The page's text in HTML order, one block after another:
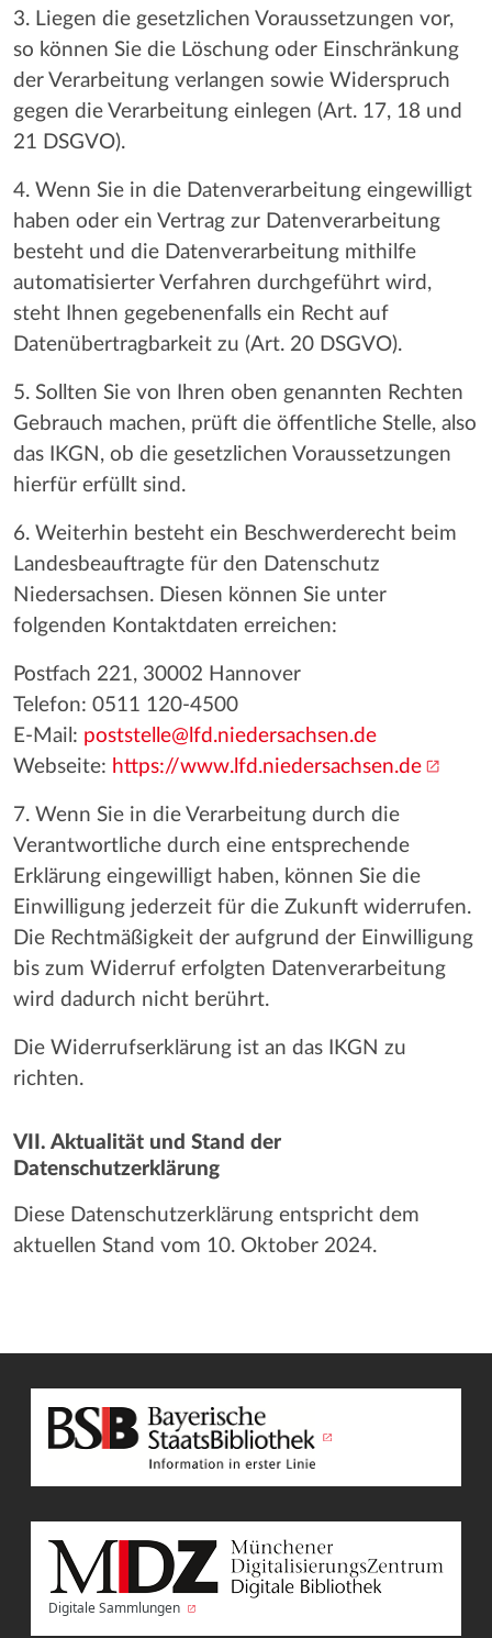
3. Liegen die gesetzlichen Voraussetzungen vor,
so können Sie die Löschung oder Einschränkung
der Verarbeitung verlangen sowie Widerspruch
gegen die Verarbeitung einlegen (Art. 17, 18 und
21 DSGVO).
4. Wenn Sie in die Datenverarbeitung eingewilligt
haben oder ein Vertrag zur Datenverarbeitung
besteht und die Datenverarbeitung mithilfe
automatisierter Verfahren durchgeführt wird,
steht Ihnen gegebenenfalls ein Recht auf
Datenübertragbarkeit zu (Art. 20 DSGVO).
5. Sollten Sie von Ihren oben genannten Rechten
Gebrauch machen, prüft die öffentliche Stelle, also
das IKGN, ob die gesetzlichen Voraussetzungen
hierfür erfüllt sind.
6. Weiterhin besteht ein Beschwerderecht beim
Landesbeauftragte für den Datenschutz
Niedersachsen. Diesen können Sie unter
folgenden Kontaktdaten erreichen:
Postfach 221, 30002 Hannover
Telefon: 0511 120-4500
E-Mail: poststelle@lfd.niedersachsen.de
Webseite: https://www.lfd.niedersachsen.de
7. Wenn Sie in die Verarbeitung durch die
Verantwortliche durch eine entsprechende
Erklärung eingewilligt haben, können Sie die
Einwilligung jederzeit für die Zukunft widerrufen.
Die Rechtmäßigkeit der aufgrund der Einwilligung
bis zum Widerruf erfolgten Datenverarbeitung
wird dadurch nicht berührt.
Die Widerrufserklärung ist an das IKGN zu
richten.
VII. Aktualität und Stand der
Datenschutzerklärung
Diese Datenschutzerklärung entspricht dem
aktuellen Stand vom 10. Oktober 2024.
Digitale Sammlungen